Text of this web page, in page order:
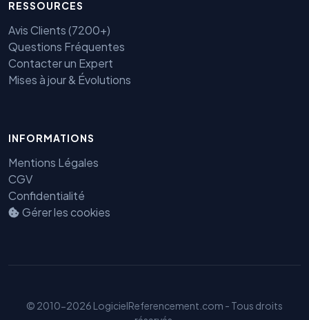
RESSOURCES
Avis Clients (7200+)
Questions Fréquentes
Contacter un Expert
Mises à jour & Évolutions
INFORMATIONS
Mentions Légales
CGV
Confidentialité
Gérer les cookies
© 2010-2026 LogicielReferencement.com - Tous droits